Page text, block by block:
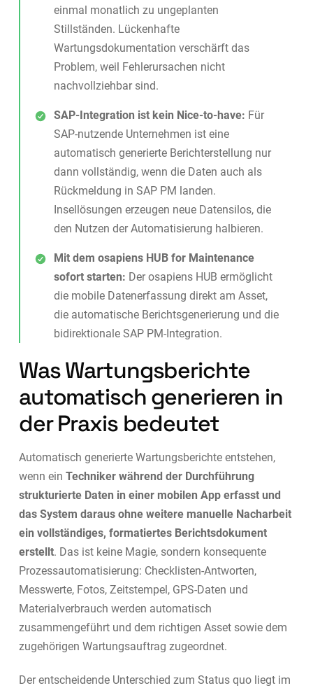
einmal monatlich zu ungeplanten
Stillständen. Lückenhafte
Wartungsdokumentation verschärft das
Problem, weil Fehlerursachen nicht
nachvollziehbar sind.
SAP-Integration ist kein Nice-to-have: Für
SAP-nutzende Unternehmen ist eine
automatisch generierte Berichterstellung nur
dann vollständig, wenn die Daten auch als
Rückmeldung in SAP PM landen.
Insellösungen erzeugen neue Datensilos, die
den Nutzen der Automatisierung halbieren.
Mit dem osapiens HUB for Maintenance
sofort starten: Der osapiens HUB ermöglicht
die mobile Datenerfassung direkt am Asset,
die automatische Berichtsgenerierung und die
bidirektionale SAP PM-Integration.
Was Wartungsberichte
automatisch generieren in
der Praxis bedeutet
Automatisch generierte Wartungsberichte entstehen,
wenn ein Techniker während der Durchführung
strukturierte Daten in einer mobilen App erfasst und
das System daraus ohne weitere manuelle Nacharbeit
ein vollständiges, formatiertes Berichtsdokument
erstellt. Das ist keine Magie, sondern konsequente
Prozessautomatisierung: Checklisten-Antworten,
Messwerte, Fotos, Zeitstempel, GPS-Daten und
Materialverbrauch werden automatisch
zusammengeführt und dem richtigen Asset sowie dem
zugehörigen Wartungsauftrag zugeordnet.
Der entscheidende Unterschied zum Status quo liegt im